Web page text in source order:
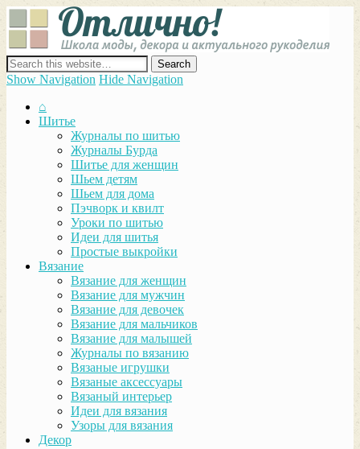
сайт о декоре, дизайне и моде, вязании, шитье и других видах
рукоделия
Show Navigation Hide Navigation
⌂
Шитье
Журналы по шитью
Журналы Бурда
Шитье для женщин
Шьем детям
Шьем для дома
Пэчворк и квилт
Уроки по шитью
Идеи для шитья
Простые выкройки
Вязание
Вязание для женщин
Вязание для мужчин
Вязание для девочек
Вязание для мальчиков
Вязание для малышей
Журналы по вязанию
Вязаные игрушки
Вязаные аксессуары
Вязаный интерьер
Идеи для вязания
Узоры для вязания
Декор